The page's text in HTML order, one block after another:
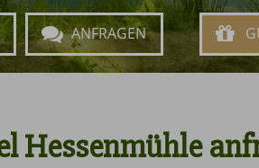
Hessenmühle